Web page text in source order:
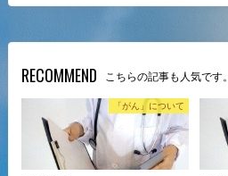
RECOMMEND こちらの記事も人気です。
「がん」について